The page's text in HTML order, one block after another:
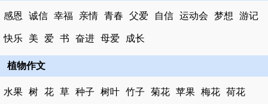
感恩 诚信 幸福 亲情 青春 父爱 自信 运动会 梦想 游记
快乐 美 爱 书 奋进 母爱 成长
植物作文
水果 树 花 草 种子 树叶 竹子 菊花 苹果 梅花 荷花